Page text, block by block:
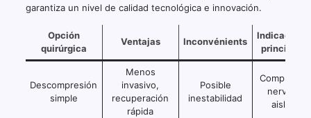
garantiza un nivel de calidad tecnológica e innovación.
Opción
quirúrgica
Ventajas Inconvénients
principales
Descompresión
simple
Menos
invasivo,
recuperación
rápida
Posible
inestabilidad
nerviosa
aislada